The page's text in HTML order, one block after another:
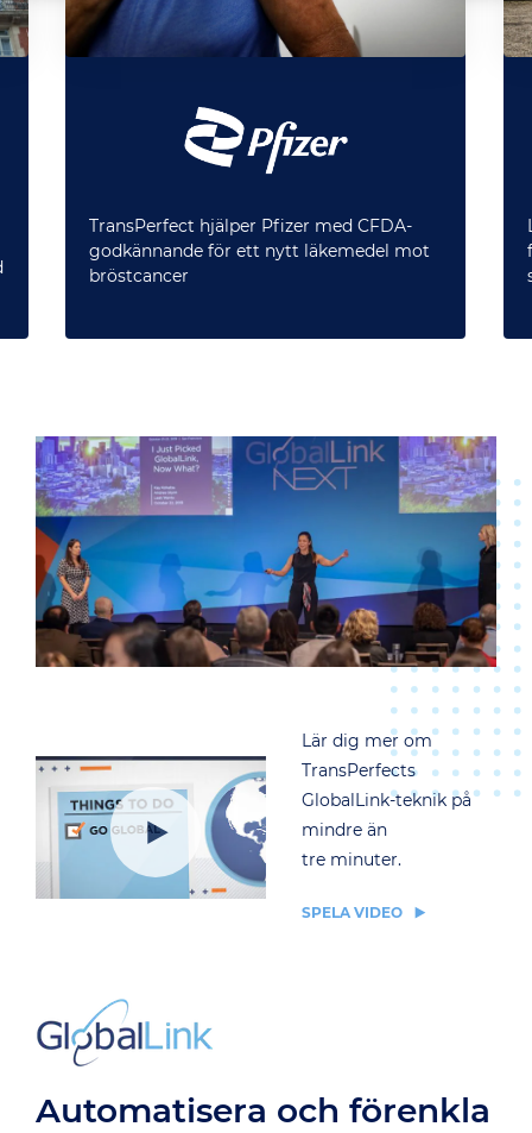
TransPerfect hjälper Pfizer med CFDA-
godkännande för ett nytt läkemedel mot
bröstcancer
Lär dig mer om
TransPerfects
GlobalLink-teknik på
mindre än
tre minuter.
SPELA VIDEO
Automatisera och förenkla